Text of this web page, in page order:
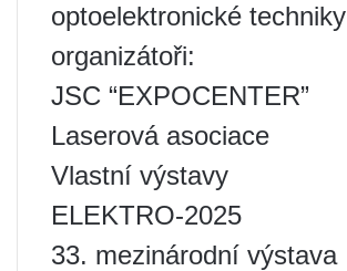
optoelektronické techniky
organizátoři:
JSC “EXPOCENTER”
Laserová asociace
Vlastní výstavy
ELEKTRO-2025
33. mezinárodní výstava